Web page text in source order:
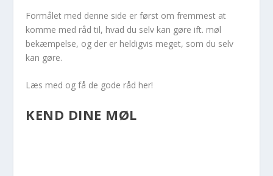
Formålet med denne side er først om fremmest at
komme med råd til, hvad du selv kan gøre ift. møl
bekæmpelse, og der er heldigvis meget, som du selv
kan gøre.
Læs med og få de gode råd her!
KEND DINE MØL